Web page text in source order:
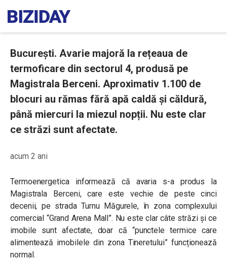
București. Avarie majoră la rețeaua de
termoficare din sectorul 4, produsă pe
Magistrala Berceni. Aproximativ 1.100 de
blocuri au rămas fără apă caldă și căldură,
până miercuri la miezul nopții. Nu este clar
ce străzi sunt afectate.
acum 2 ani
Termoenergetica informează că avaria s-a produs la
Magistrala Berceni, care este vechie de peste cinci
decenii, pe strada Turnu Măgurele, în zona complexului
comercial “Grand Arena Mall”. Nu este clar câte străzi și ce
imobile sunt afectate, doar că “punctele termice care
alimentează imobilele din zona Tineretului” funcționează
normal.